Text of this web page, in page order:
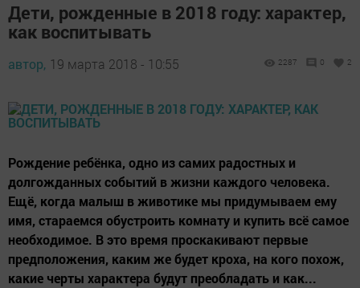
Дети, рожденные в 2018 году: характер,
как воспитывать
автор, 19 марта 2018 - 10:55 2287 0 2
Рождение ребёнка, одно из самих радостных и
долгожданных событий в жизни каждого человека.
Ещё, когда малыш в животике мы придумываем ему
имя, стараемся обустроить комнату и купить всё самое
необходимое. В это время проскакивают первые
предположения, каким же будет кроха, на кого похож,
какие черты характера будут преобладать и как...